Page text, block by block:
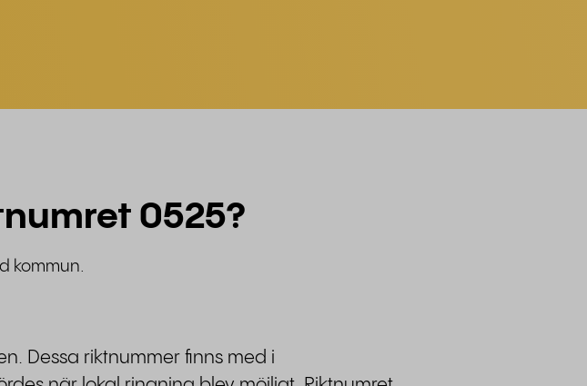
0525?
kommun.
Dessa riktnummer finns med i